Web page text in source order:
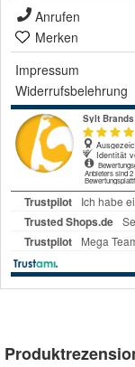
Anrufen
Merken
Impressum
Widerrufsbelehrung